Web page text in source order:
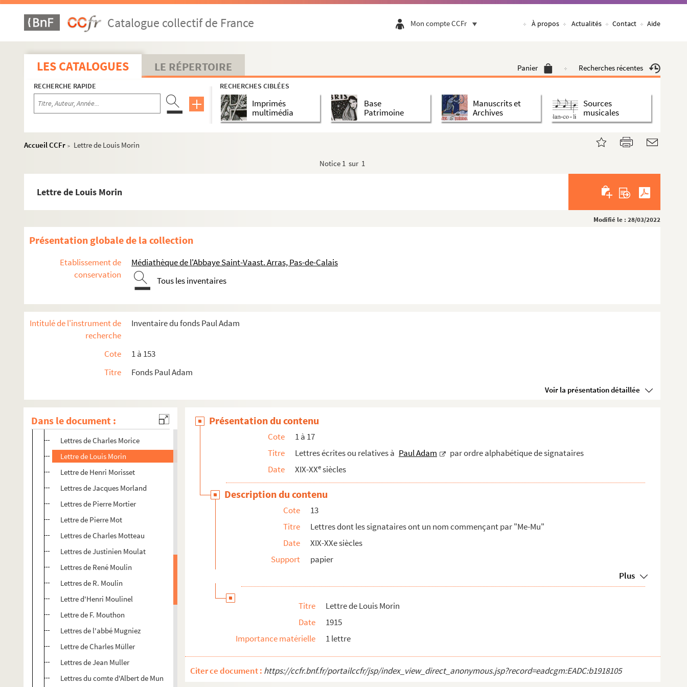
Catalogue collectif de France Mon compte CCFr À propos Actualités Contact Aide
LES CATALOGUES LE RÉPERTOIRE Panier Recherches récentes
RECHERCHE RAPIDE RECHERCHES CIBLÉES
Imprimés
multimédia
Base
Patrimoine
Manuscrits et
Archives
Sources
musicales
Accueil CCFr >
Lettre de Louis Morin
Notice 1 sur 1
Lettre de Louis Morin
Modifié le : 28/03/2022
Présentation globale de la collection
Etablissement de
conservation
Médiathèque de l'Abbaye Saint-Vaast. Arras, Pas-de-Calais
Tous les inventaires
Intitulé de l'instrument de
recherche
Inventaire du fonds Paul Adam
Cote
1 à 153
Titre
Fonds Paul Adam
Voir la présentation détaillée
Dans le document :
Lettre de H. Michel
Lettres du général Micheler
Lettres de Victor Emile Michelet
Lettre de Louis Miguet
Lettre de L. Mill
Lettres de Miomandre
Lettres de Mithouard Adrien
Lettres de G. Moch
Lettre de Montarroyos
Lettres d'Eugène Montfort
Lettre de Montmorency
Lettres de Morel
Lettres de Jean Morgan
Lettres de Charles Morice
Lettre de Louis Morin
Lettre de Henri Morisset
Lettres de Jacques Morland
Lettres de Pierre Mortier
Lettre de Pierre Mot
Lettres de Charles Motteau
Lettres de Justinien Moulat
Lettres de René Moulin
Lettres de R. Moulin
Lettre d'Henri Moulinel
Lettre de F. Mouthon
Lettres de l'abbé Mugniez
Lettre de Charles Müller
Lettres de Jean Muller
Lettres du comte d'Albert de Mun
Présentation du contenu
Cote
1 à 17
Titre
Lettres écrites ou relatives à Paul Adam
par ordre alphabétique de signataires
Date
XIX-XXesiècles
Description du contenu
Cote
13
Titre
Lettres dont les signataires ont un nom commençant par "Me-Mu"
Date
XIX-XXe siècles
Support
papier
Plus
Titre
Lettre de Louis Morin
Date
1915
Importance matérielle
1 lettre
Citer ce document : https://ccfr.bnf.fr/portailccfr/jsp/index_view_direct_anonymous.jsp?record=eadcgm:EADC:b1918105